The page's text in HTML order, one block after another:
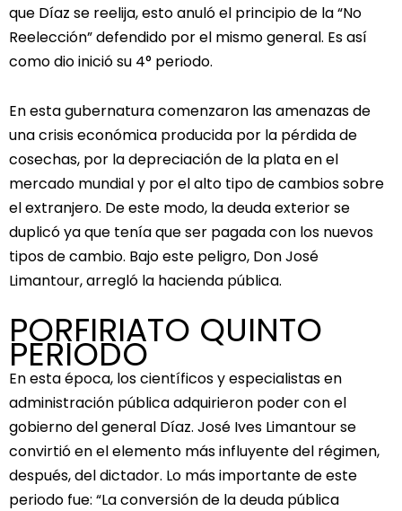
que Díaz se reelija, esto anuló el principio de la “No
Reelección” defendido por el mismo general. Es así
como dio inició su 4° periodo.
En esta gubernatura comenzaron las amenazas de
una crisis económica producida por la pérdida de
cosechas, por la depreciación de la plata en el
mercado mundial y por el alto tipo de cambios sobre
el extranjero. De este modo, la deuda exterior se
duplicó ya que tenía que ser pagada con los nuevos
tipos de cambio. Bajo este peligro, Don José
Limantour, arregló la hacienda pública.
PORFIRIATO QUINTO
PERIODO
En esta época, los científicos y especialistas en
administración pública adquirieron poder con el
gobierno del general Díaz. José Ives Limantour se
convirtió en el elemento más influyente del régimen,
después, del dictador. Lo más importante de este
periodo fue: “La conversión de la deuda pública